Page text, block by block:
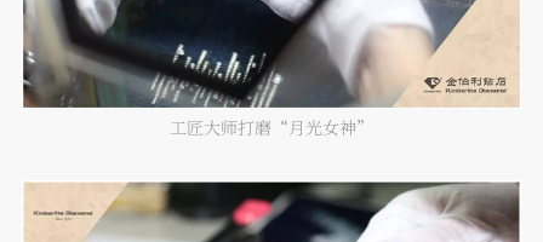
工匠大师打磨“月光女神”